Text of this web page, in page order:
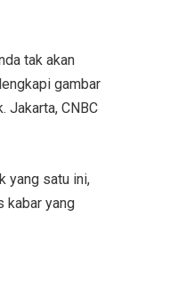
tak akan
gambar
Jakarta, CNBC
yang satu ini,
kabar yang